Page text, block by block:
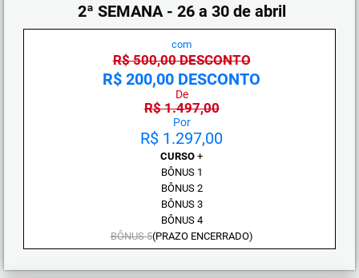
2ª SEMANA - 26 a 30 de abril
com
R$ 500,00 DESCONTO
R$ 200,00 DESCONTO
De
R$ 1.497,00
Por
R$ 1.297,00
CURSO +
BÔNUS 1
BÔNUS 2
BÔNUS 3
BÔNUS 4
BÔNUS 5(PRAZO ENCERRADO)